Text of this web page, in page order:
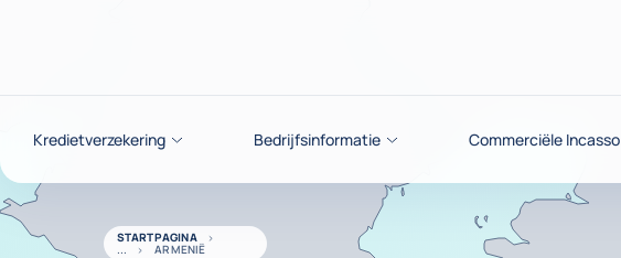
Kredietverzekering Bedrijfsinformatie Commerciële Incasso
STARTPAGINA
ARMENIË